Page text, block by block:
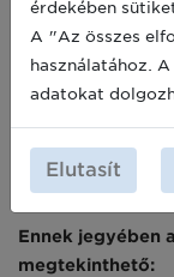
A
vállalkozások is
köszönhetően
biztonsági
presztízsét, és
Ennek jegyében
megtekinthető:
érdekében
A "Az összes
használatához.
adatokat
Elutasít